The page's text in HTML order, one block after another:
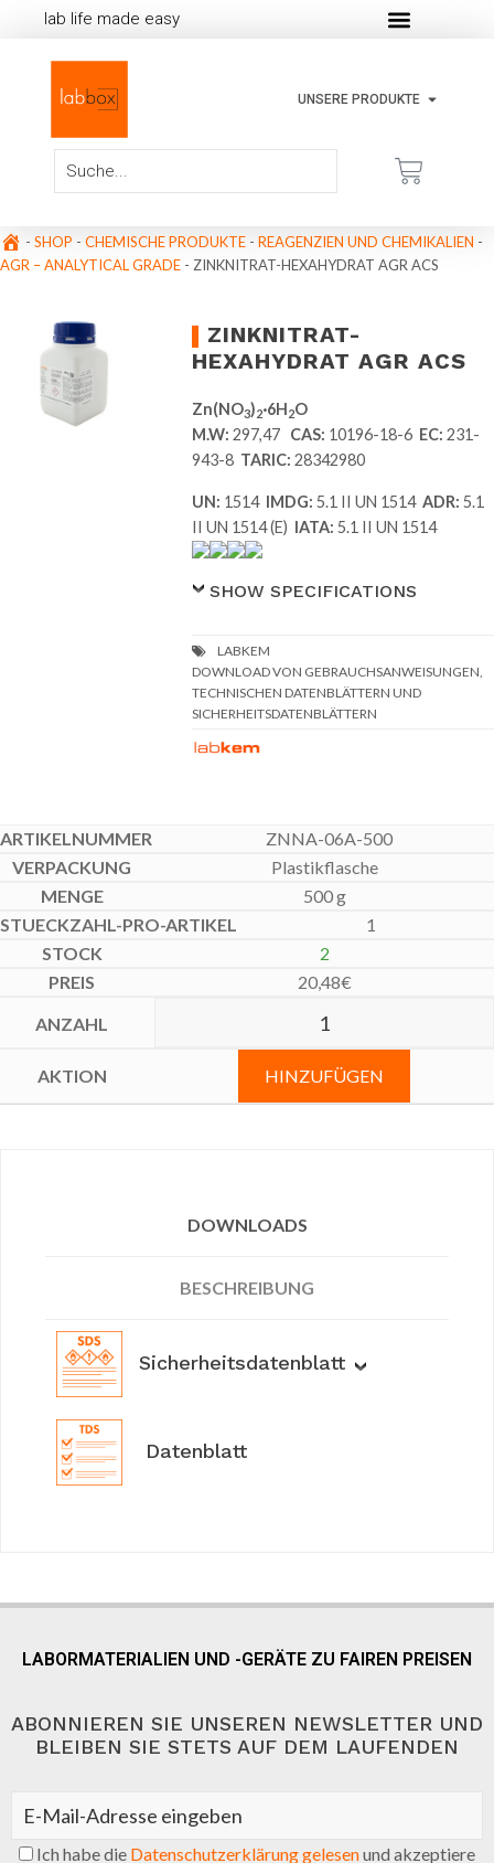
lab life made easy
UNSERE PRODUKTE
- SHOP - CHEMISCHE PRODUKTE - REAGENZIEN UND CHEMIKALIEN -
AGR – ANALYTICAL GRADE - ZINKNITRAT-HEXAHYDRAT AGR ACS
ZINKNITRAT-
HEXAHYDRAT AGR ACS
Zn(NO3)2·6H 2O
M.W:297,47 CAS: 10196-18-6 EC:231-
943-8 TARIC:28342980
UN: 1514 IMDG:5.1 II UN 1514ADR:5.1
II UN 1514 (E) IATA:5.1 II UN 1514
SHOW SPECIFICATIONS
DOWNLOAD VON GEBRAUCHSANWEISUNGEN,
TECHNISCHEN DATENBLÄTTERN UND
SICHERHEITSDATENBLÄTTERN
ZNNA-06A-500
Plastikflasche
500 g
1
2
20,48€
HINZUFÜGEN
DOWNLOADS
BESCHREIBUNG
Sicherheitsdatenblatt
Datenblatt
LABORMATERIALIEN UND -GERÄTE ZU FAIREN PREISEN
ABONNIEREN SIE UNSEREN NEWSLETTER UND
BLEIBEN SIE STETS AUF DEM LAUFENDEN
Ich habe die Datenschutzerklärung gelesenund akzeptiere